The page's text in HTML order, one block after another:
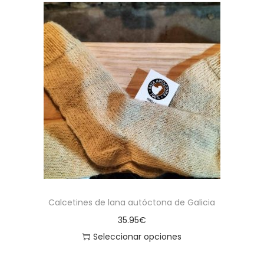
Calcetines de lana autóctona de Galicia
35.95€
Seleccionar opciones